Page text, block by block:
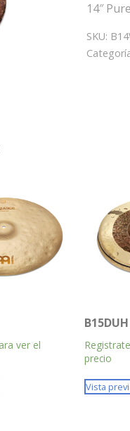
14″
SKU:
ver el
B15DUH
precio
Vista